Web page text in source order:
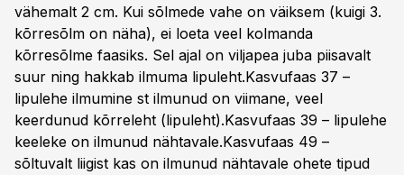
vähemalt 2 cm. Kui sõlmede vahe on väiksem (kuigi 3.
kõrresõlm on näha), ei loeta veel kolmanda
kõrresõlme faasiks. Sel ajal on viljapea juba piisavalt
suur ning hakkab ilmuma lipuleht.Kasvufaas 37 –
lipulehe ilmumine st ilmunud on viimane, veel
keerdunud kõrreleht (lipuleht).Kasvufaas 39 – lipulehe
keeleke on ilmunud nähtavale.Kasvufaas 49 –
sõltuvalt liigist kas on ilmunud nähtavale ohete tipud